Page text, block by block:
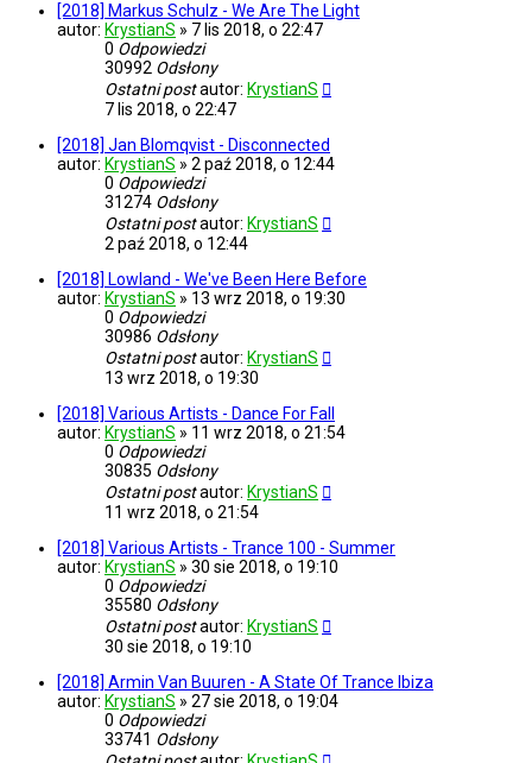
[2018] Markus Schulz - We Are The Light
autor: KrystianS » 7 lis 2018, o 22:47
0 Odpowiedzi
30992 Odsłony
Ostatni postautor: KrystianS
7 lis 2018, o 22:47
[2018] Jan Blomqvist - Disconnected
autor: KrystianS » 2 paź 2018, o 12:44
0 Odpowiedzi
31274 Odsłony
Ostatni postautor: KrystianS
2 paź 2018, o 12:44
[2018] Lowland - We've Been Here Before
autor: KrystianS » 13 wrz 2018, o 19:30
0 Odpowiedzi
30986 Odsłony
Ostatni postautor: KrystianS
13 wrz 2018, o 19:30
[2018] Various Artists - Dance For Fall
autor: KrystianS » 11 wrz 2018, o 21:54
0 Odpowiedzi
30835 Odsłony
Ostatni postautor: KrystianS
11 wrz 2018, o 21:54
[2018] Various Artists - Trance 100 - Summer
autor: KrystianS » 30 sie 2018, o 19:10
0 Odpowiedzi
35580 Odsłony
Ostatni postautor: KrystianS
30 sie 2018, o 19:10
[2018] Armin Van Buuren - A State Of Trance Ibiza
autor: KrystianS » 27 sie 2018, o 19:04
0 Odpowiedzi
33741 Odsłony